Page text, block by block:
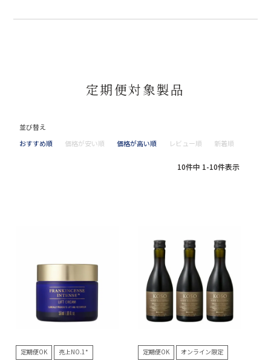
定期便対象製品
並び替え
おすすめ順
価格が安い順 価格が高い順 レビュー順 新着順
10件中 1-10件表示
定期便OK 売上NO.1* 定期便OK オンライン限定